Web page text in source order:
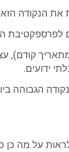
את הנקודה
לפרספקטיבת
עולה מאז שנת 2009 או
ידועים.
הגבוהה
על מה כן